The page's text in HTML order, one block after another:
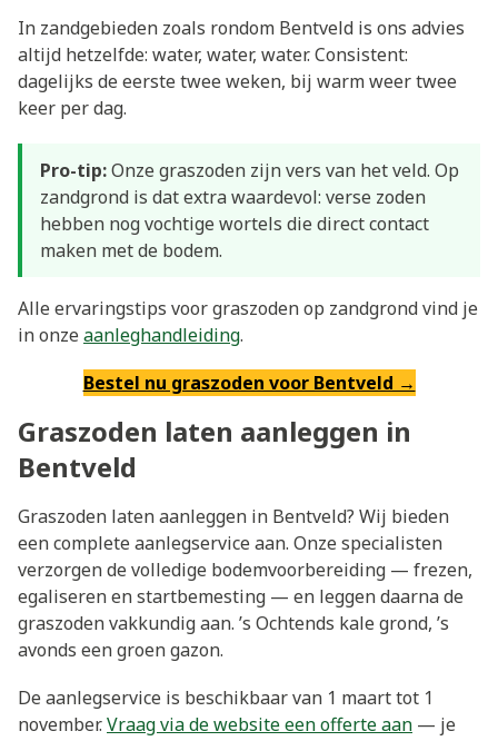
In zandgebieden zoals rondom Bentveld is ons advies
altijd hetzelfde: water, water, water. Consistent:
dagelijks de eerste twee weken, bij warm weer twee
keer per dag.
Pro-tip:Onze graszoden zijn vers van het veld. Op
zandgrond is dat extra waardevol: verse zoden
hebben nog vochtige wortels die direct contact
maken met de bodem.
Alle ervaringstips voor graszoden op zandgrond vind je
in onzeaanleghandleiding.
Bestel nu graszoden voor Bentveld →
Graszoden laten aanleggen in
Bentveld
Graszoden laten aanleggen in Bentveld? Wij bieden
een complete aanlegservice aan. Onze specialisten
verzorgen de volledige bodemvoorbereiding — frezen,
egaliseren en startbemesting — en leggen daarna de
graszoden vakkundig aan. ’s Ochtends kale grond, ’s
avonds een groen gazon.
De aanlegservice is beschikbaar van 1 maart tot 1
november.Vraag via de website een offerte aan — je